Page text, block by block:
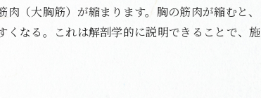
（大胸筋）が縮まります。胸の筋肉が縮むと、
なる。これは解剖学的に説明できることで、施